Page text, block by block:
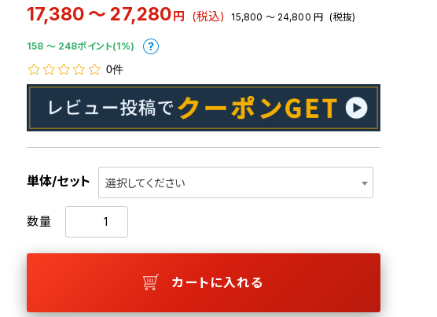
17,380 ～ 27,280円 (税込) 15,800 ～ 24,800 円 (税抜)
158 〜 248ポイント(1%)
0件
単体/セット 選択してください
数量
カートに入れる